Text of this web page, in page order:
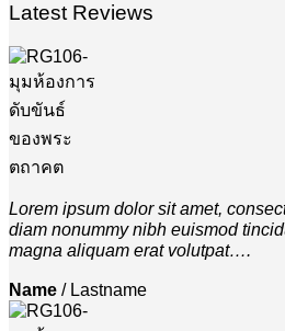
Latest Reviews
Lorem ipsum dolor sit amet,
diam nonummy nibh euismod
magna aliquam erat volutpat….
Name / Lastname